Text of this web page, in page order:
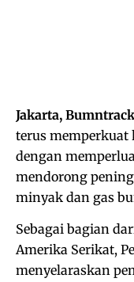
Jakarta,
terus memperkuat
dengan
mendorong
minyak dan gas
Sebagai bagian
Amerika Serikat,
menyelaraskan